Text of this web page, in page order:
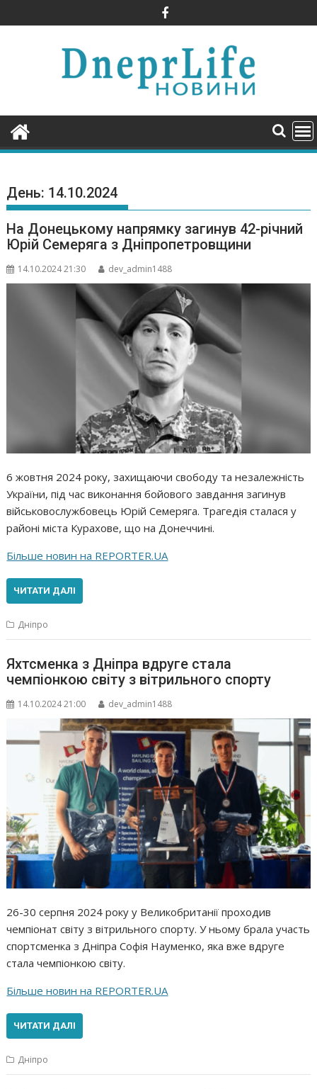
to
День: 14.10.2024
На Донецькому напрямку загинув 42-річний
Юрій Семеряга з Дніпропетровщини
14.10.2024 21:30 dev_admin1488
6 жовтня 2024 року, захищаючи свободу та незалежність
України, під час виконання бойового завдання загинув
військовослужбовець Юрій Семеряга. Трагедія сталася у
районі міста Курахове, що на Донеччині.
Більше новин на REPORTER.UA
ЧИТАТИ ДАЛІ
Дніпро
Яхтсменка з Дніпра вдруге стала
чемпіонкою світу з вітрильного спорту
14.10.2024 21:00 dev_admin1488
26-30 серпня 2024 року у Великобританії проходив
чемпіонат світу з вітрильного спорту. У ньому брала участь
спортсменка з Дніпра Софія Науменко, яка вже вдруге
стала чемпіонкою світу.
Більше новин на REPORTER.UA
ЧИТАТИ ДАЛІ
Дніпро